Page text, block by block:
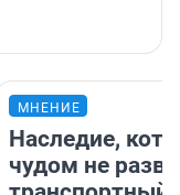
МНЕНИЕ
Наследие,
чудом не